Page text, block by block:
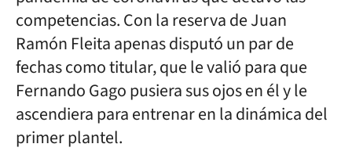
competencias. Con la reserva de Juan
Ramón Fleita apenas disputó un par de
fechas como titular, que le valió para que
Fernando Gago pusiera sus ojos en él y le
ascendiera para entrenar en la dinámica del
primer plantel.